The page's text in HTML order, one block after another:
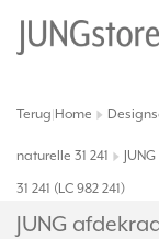
Terug Home
naturelle 31 241
31 241 (LC 982 241)
JUNG